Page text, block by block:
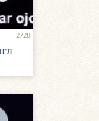
2728